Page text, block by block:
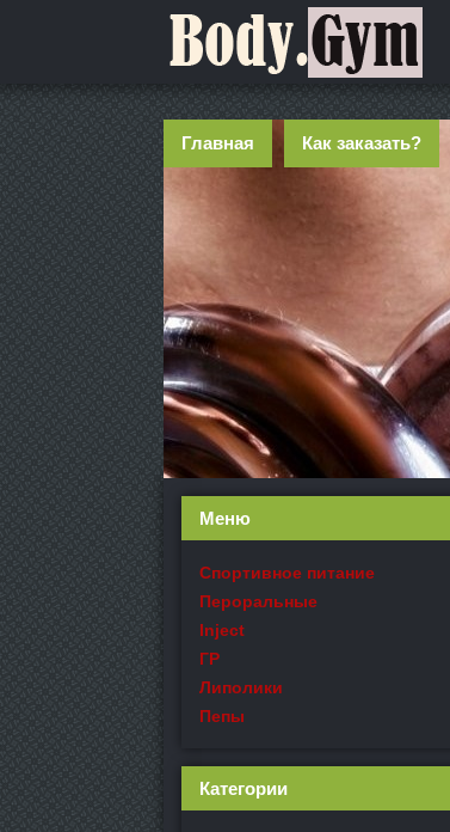
Главная Как заказать?
Меню
Спортивное питание
Пероральные
Inject
ГР
Липолики
Пепы
Категории